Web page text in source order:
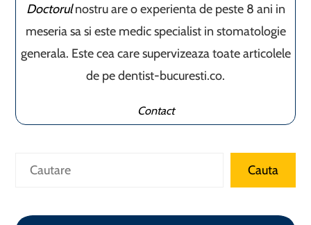
Doctorulnostru are o experienta de peste 8 ani in
meseria sa si este medic specialist in stomatologie
generala. Este cea care supervizeaza toate articolele
de pe dentist-bucuresti.co.
Contact
Caută Cauta